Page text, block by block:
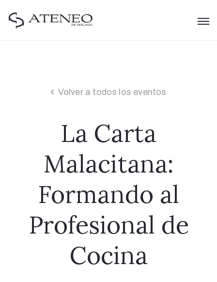
Volver a todos los eventos
La Carta
Malacitana:
Formando al
Profesional de
Cocina